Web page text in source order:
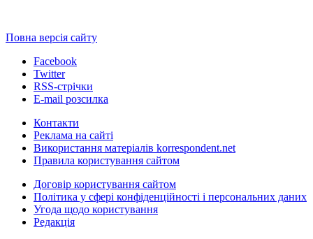
Повна версія сайту
Facebook
Twitter
RSS-стрічки
E-mail розсилка
Контакти
Реклама на сайті
Використання матеріалів korrespondent.net
Правила користування сайтом
Договір користування сайтом
Політика у сфері конфіденційності і персональних даних
Угода щодо користування
Редакція